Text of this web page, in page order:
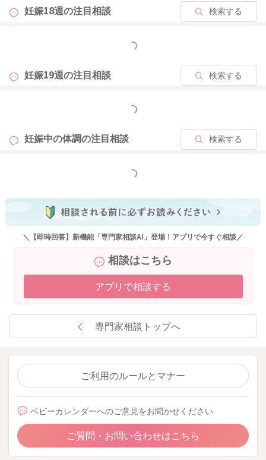
妊娠18週の注目相談 検索する
もっと見る
妊娠19週の注目相談 検索する
もっと見る
妊娠中の体調の注目相談 検索する
もっと見る
＼【即時回答】新機能「専門家相談AI」登場！アプリで今すぐ相談／
相談はこちら
アプリで相談する
専門家相談トップへ
ご利用のルールとマナー
ベビーカレンダーへのご意見をお聞かせください
ご質問・お問い合わせはこちら